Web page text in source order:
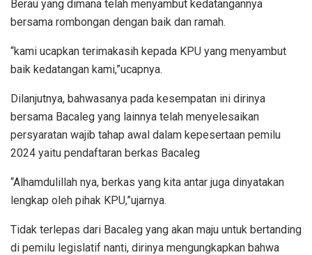
Berau yang dimana telah menyambut kedatangannya
bersama rombongan dengan baik dan ramah.
“kami ucapkan terimakasih kepada KPU yang menyambut
baik kedatangan kami,”ucapnya.
Dilanjutnya, bahwasanya pada kesempatan ini dirinya
bersama Bacaleg yang lainnya telah menyelesaikan
persyaratan wajib tahap awal dalam kepesertaan pemilu
2024 yaitu pendaftaran berkas Bacaleg
“Alhamdulillah nya, berkas yang kita antar juga dinyatakan
lengkap oleh pihak KPU,”ujarnya.
Tidak terlepas dari Bacaleg yang akan maju untuk bertanding
di pemilu legislatif nanti, dirinya mengungkapkan bahwa